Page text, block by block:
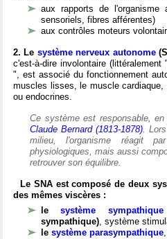
aux rapports de l'organisme
sensoriels, fibres afférentes)
aux contrôles moteurs
2. Le système nerveux autonome
c'est-à-dire involontaire
", est associé du fonctionnement
muscles lisses, le muscle
ou endocrines.
Ce système est responsable,
Claude Bernard (1813-1878).
milieu, l'organisme réagit
physiologiques, mais aussi
retrouver son équilibre.
Le SNA est composé de deux
des mêmes viscères :
lesystème
sympathique), système
le système parasympathique